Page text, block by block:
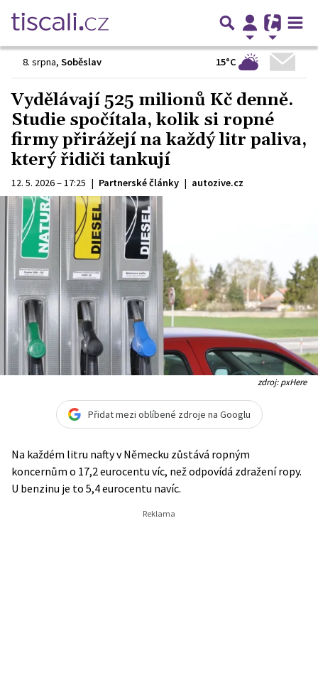
8. srpna, Soběslav 15°C
Vydělávají 525 milionů Kč denně.
Studie spočítala, kolik si ropné
firmy přirážejí na každý litr paliva,
který řidiči tankují
12. 5. 2026 – 17:25 | Partnerské články | autozive.cz
zdroj: pxHere
Přidat mezi oblíbené zdroje na Googlu
Na každém litru nafty v Německu zůstává ropným
koncernům o 17,2 eurocentu víc, než odpovídá zdražení ropy.
U benzinu je to 5,4 eurocentu navíc.